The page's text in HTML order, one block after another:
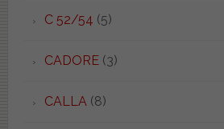
C 52/54 (5)
CADORE(3)
CALLA (8)